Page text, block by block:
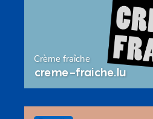
Crème fraîche
creme-fraiche.lu